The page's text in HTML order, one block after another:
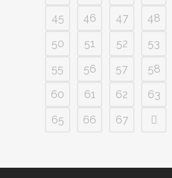
45
46 47 48
50
51 52 53
55
56 57 58
60
61 62 63
65
66 67